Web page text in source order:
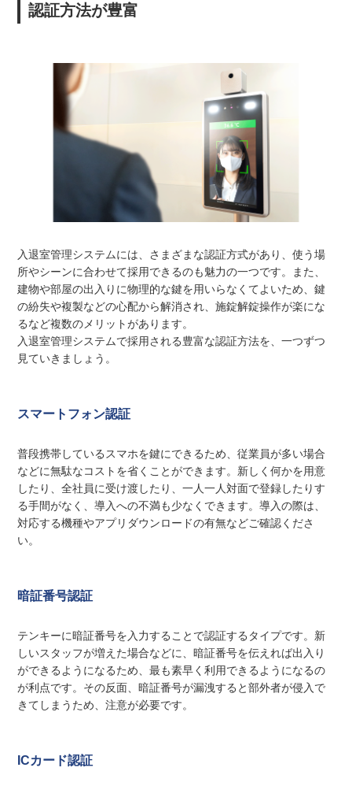
認証方法が豊富
入退室管理システムには、さまざまな認証方式があり、使う場
所やシーンに合わせて採用できるのも魅力の一つです。また、
建物や部屋の出入りに物理的な鍵を用いらなくてよいため、鍵
の紛失や複製などの心配から解消され、施錠解錠操作が楽にな
るなど複数のメリットがあります。
入退室管理システムで採用される豊富な認証方法を、一つずつ
見ていきましょう。
スマートフォン認証
普段携帯しているスマホを鍵にできるため、従業員が多い場合
などに無駄なコストを省くことができます。新しく何かを用意
したり、全社員に受け渡したり、一人一人対面で登録したりす
る手間がなく、導入への不満も少なくできます。導入の際は、
対応する機種やアプリダウンロードの有無などご確認くださ
い。
暗証番号認証
テンキーに暗証番号を入力することで認証するタイプです。新
しいスタッフが増えた場合などに、暗証番号を伝えれば出入り
ができるようになるため、最も素早く利用できるようになるの
が利点です。その反面、暗証番号が漏洩すると部外者が侵入で
きてしまうため、注意が必要です。
ICカード認証